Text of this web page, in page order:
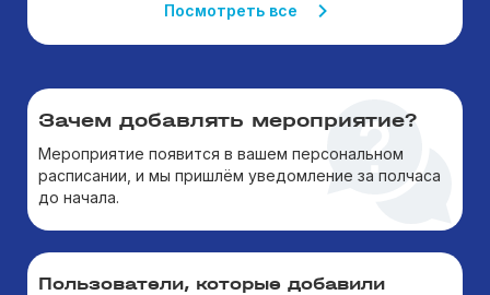
Посмотреть все
Зачем добавлять мероприятие?
Мероприятие появится в вашем персональном
расписании, и мы пришлём уведомление за полчаса
до начала.
Пользователи, которые добавили